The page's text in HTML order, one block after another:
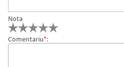
Nota
Comentariu*: